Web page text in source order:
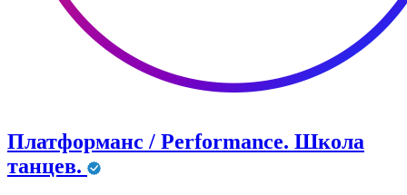
Платформанс / Performance. Школа
танцев.